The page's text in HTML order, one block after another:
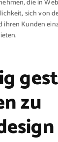
die in
sich von
ihren Kunden
zu